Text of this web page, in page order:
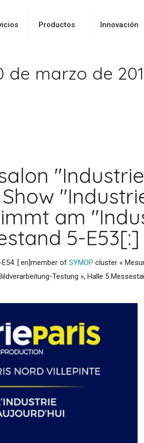
Productos Innovación
de marzo de
am
5-E53[:]
[:en]member of SYMOP cluster «
Testung », Halle 5